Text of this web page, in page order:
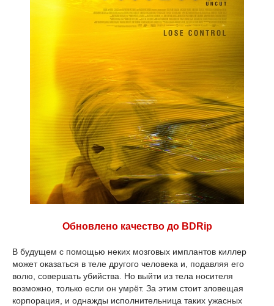
Обновлено качество до BDRip
В будущем с помощью неких мозговых имплантов киллер
может оказаться в теле другого человека и, подавляя его
волю, совершать убийства. Но выйти из тела носителя
возможно, только если он умрёт. За этим стоит зловещая
корпорация, и однажды исполнительница таких ужасных